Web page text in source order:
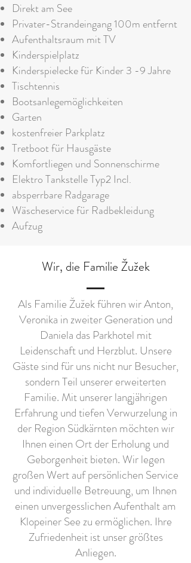
Direkt am See
Privater-Strandeingang 100m entfernt
Aufenthaltsraum mit TV
Kinderspielplatz
Kinderspielecke für Kinder 3 -9 Jahre
Tischtennis
Bootsanlegemöglichkeiten
Garten
kostenfreier Parkplatz
Tretboot für Hausgäste
Komfortliegen und Sonnenschirme
​Elektro Tankstelle Typ2 Incl.
absperrbare Radgarage
Wäscheservice für Radbekleidung
Aufzug
Wir, die Familie Žužek
Als Familie Žužek führen wir Anton,
Veronika in zweiter Generation und
Daniela das Parkhotel mit
Leidenschaft und Herzblut. Unsere
Gäste sind für uns nicht nur Besucher,
sondern Teil unserer erweiterten
Familie. Mit unserer langjährigen
Erfahrung und tiefen Verwurzelung in
der Region Südkärnten möchten wir
Ihnen einen Ort der Erholung und
Geborgenheit bieten. Wir legen
großen Wert auf persönlichen Service
und individuelle Betreuung, um Ihnen
einen unvergesslichen Aufenthalt am
Klopeiner See zu ermöglichen. Ihre
Zufriedenheit ist unser größtes
Anliegen.